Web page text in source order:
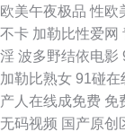
在线 成人日韩 日本
爱 精品久久九九 成
袜后入国产91 91黑
欧美午夜极品 性欧
不卡 加勒比性爱网
淫 波多野结依电影
加勒比熟女 91碰在
产人在线成免费 免
无码视频 国产原创